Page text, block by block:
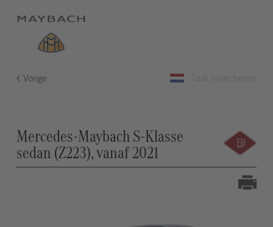
Vorige
Mercedes-Maybach S-Klasse
sedan (Z223), vanaf 2021